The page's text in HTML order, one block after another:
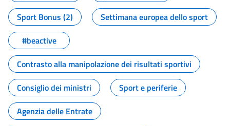
Sport Bonus (2)
Settimana europea dello sport
#beactive
Contrasto alla manipolazione dei risultati sportivi
Consiglio dei ministri
Sport e periferie
Agenzia delle Entrate